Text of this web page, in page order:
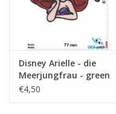
Disney Arielle - die
Meerjungfrau - green
€4,50